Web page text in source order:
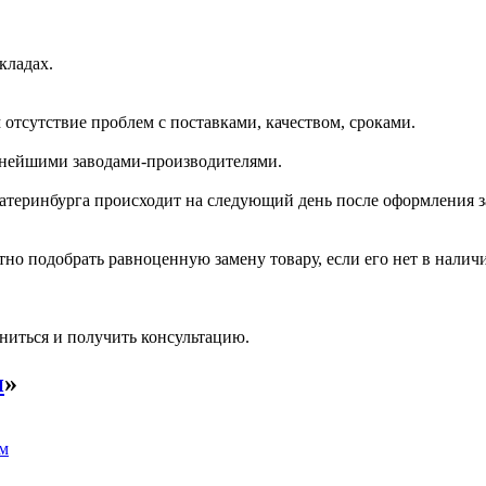
проблем с поставками, качеством, сроками.
заводами-производителями.
происходит на следующий день после оформления
подобрать равноценную замену товару, если его нет в
и получить консультацию.
»